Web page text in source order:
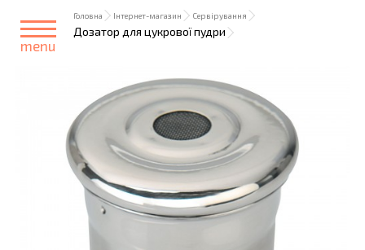
menu
Головна Інтернет-магазин Сервірування
Дозатор для цукрової пудри